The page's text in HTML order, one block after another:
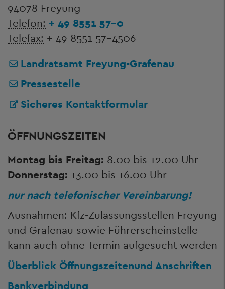
94078 Freyung
Telefon: + 49 8551 57-0
Telefax: + 49 8551 57-4506
Landratsamt Freyung-Grafenau
Pressestelle
Sicheres Kontaktformular
ÖFFNUNGSZEITEN
Montag bis Freitag: 8.00 bis 12.00 Uhr
Donnerstag: 13.00 bis 16.00 Uhr
nur nach telefonischer Vereinbarung!
Ausnahmen: Kfz-Zulassungsstellen Freyung
und Grafenau sowie Führerscheinstelle
kann auch ohne Termin aufgesucht werden
Überblick Öffnungszeitenund Anschriften
Bankverbindung